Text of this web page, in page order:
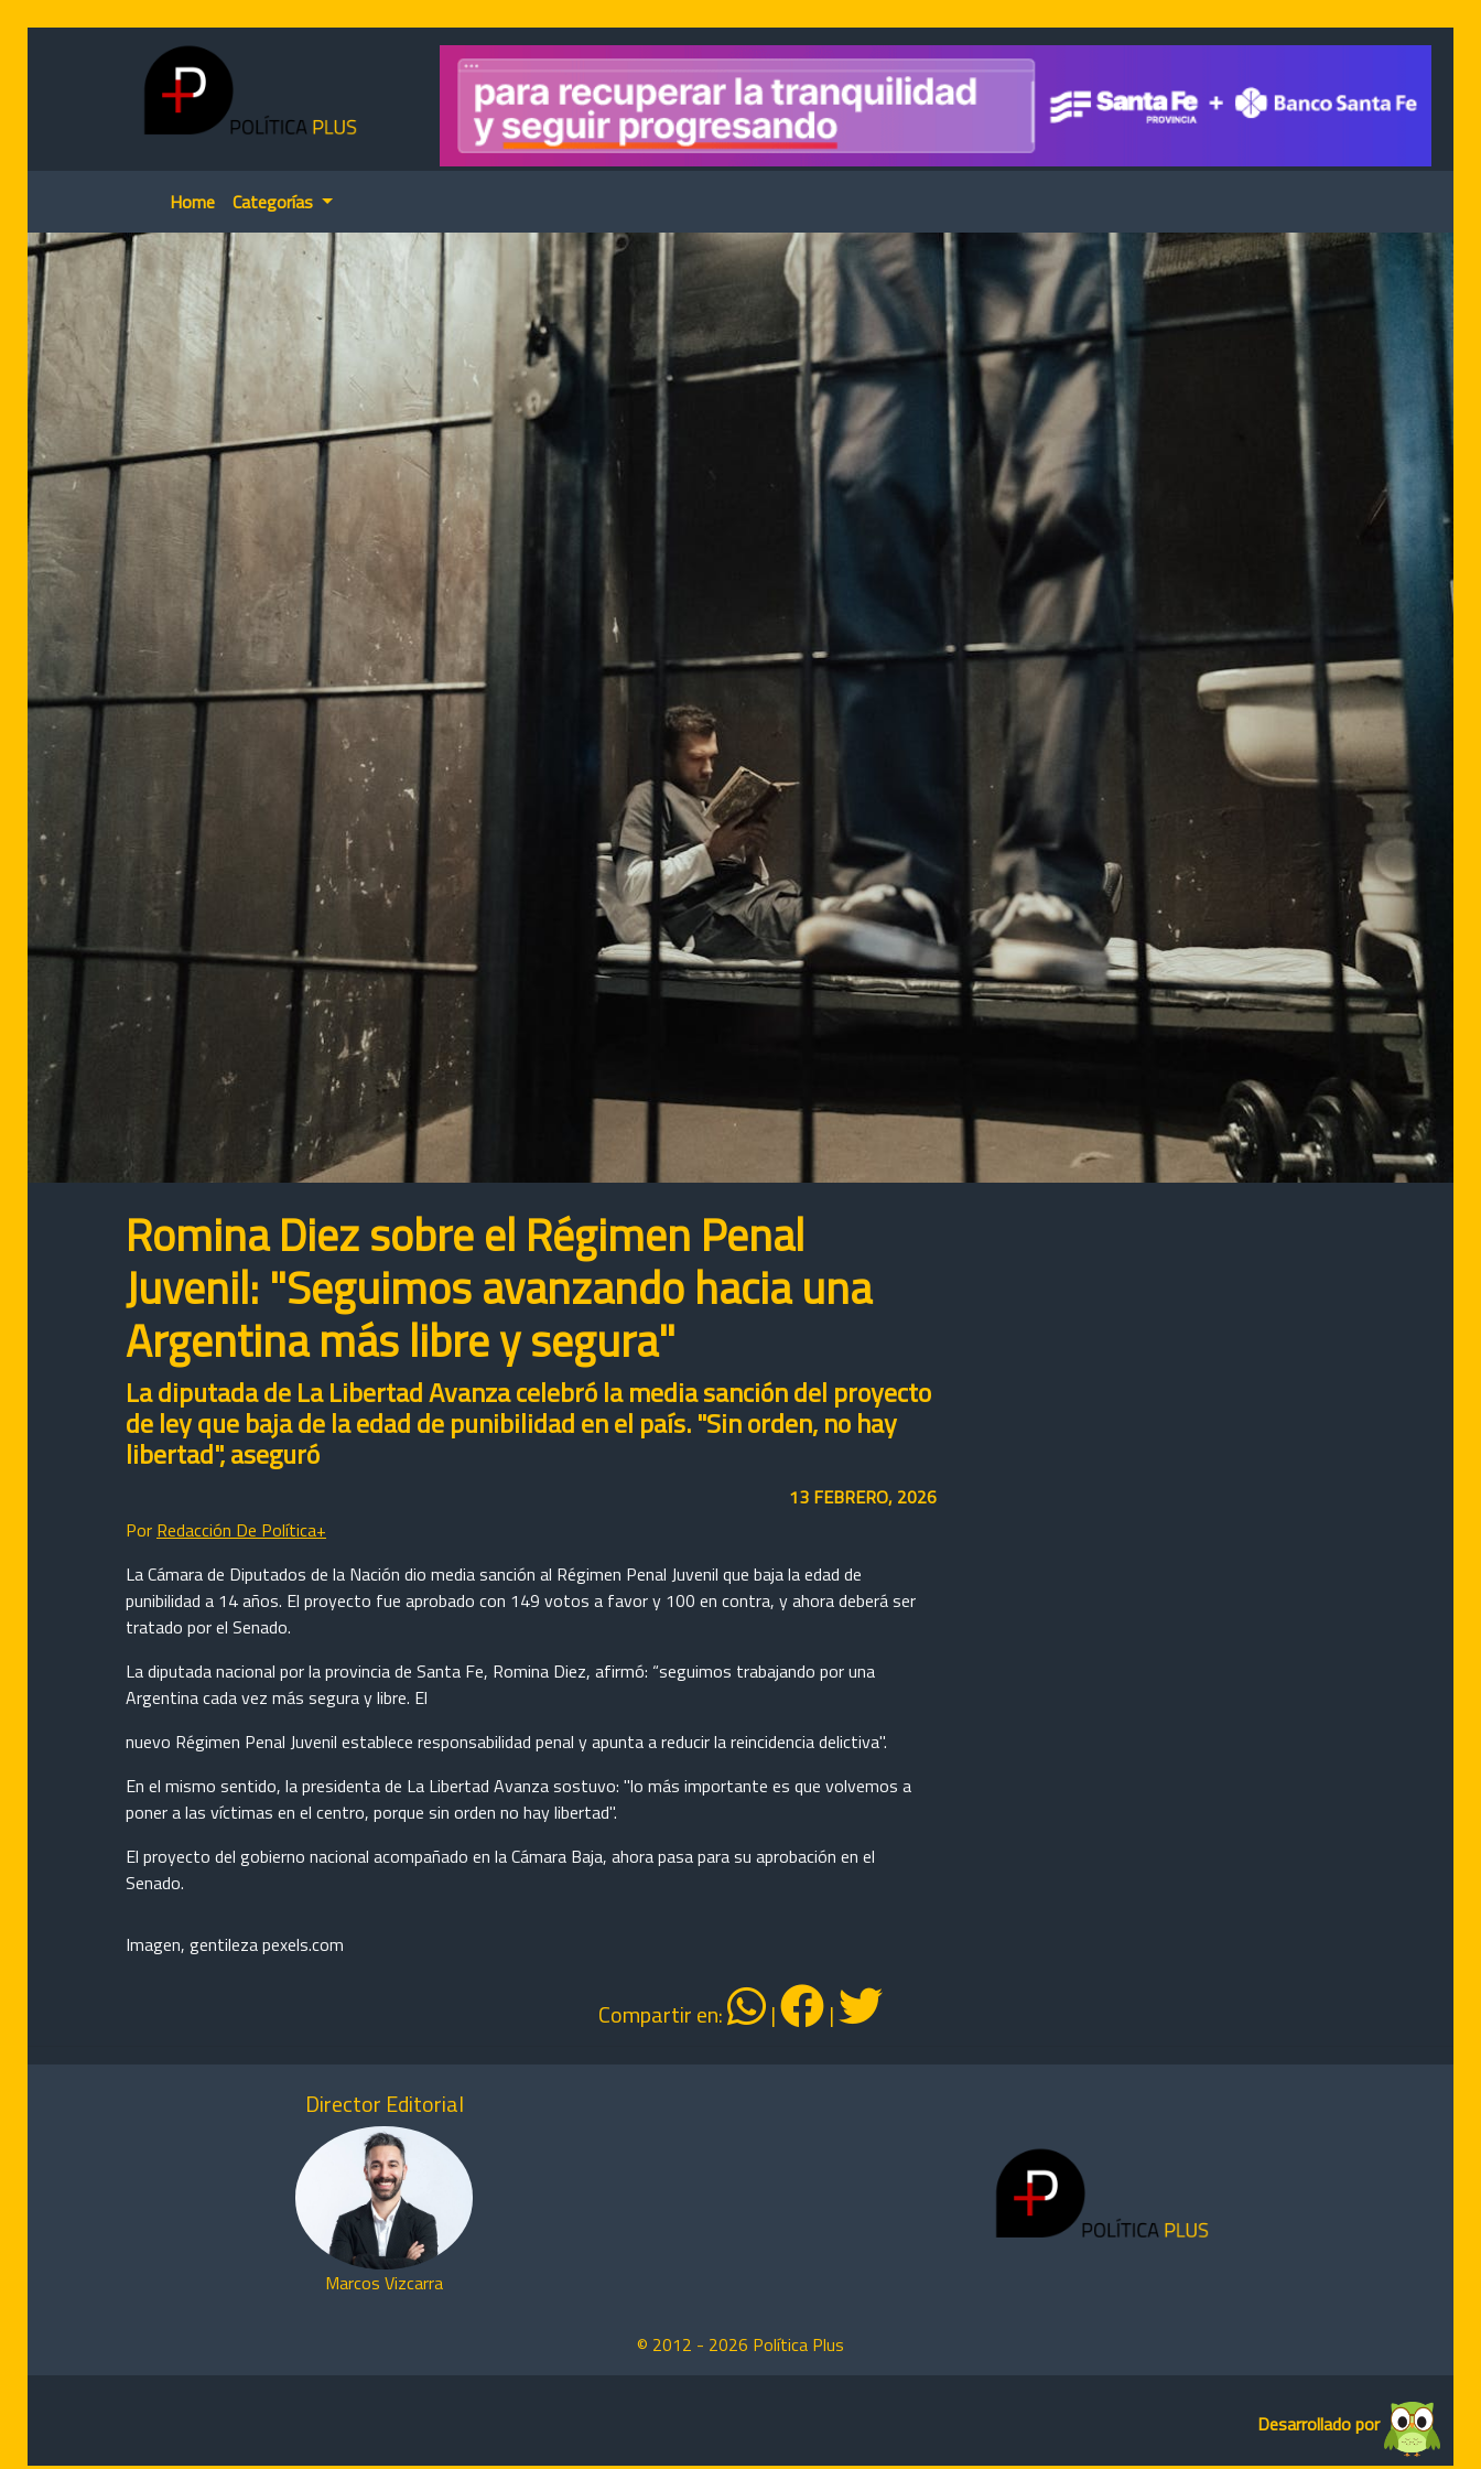
Home Categorías
Romina Diez sobre el Régimen Penal
Juvenil: "Seguimos avanzando hacia una
Argentina más libre y segura"
La diputada de La Libertad Avanza celebró la media sanción del proyecto
de ley que baja de la edad de punibilidad en el país. "Sin orden, no hay
libertad", aseguró
13 FEBRERO, 2026
Por Redacción De Política+
La Cámara de Diputados de la Nación dio media sanción al Régimen Penal Juvenil que baja la edad de
punibilidad a 14 años. El proyecto fue aprobado con 149 votos a favor y 100 en contra, y ahora deberá ser
tratado por el Senado.
La diputada nacional por la provincia de Santa Fe, Romina Diez, afirmó: “seguimos trabajando por una
Argentina cada vez más segura y libre. El
nuevo Régimen Penal Juvenil establece responsabilidad penal y apunta a reducir la reincidencia delictiva".
En el mismo sentido, la presidenta de La Libertad Avanza sostuvo: "lo más importante es que volvemos a
poner a las víctimas en el centro, porque sin orden no hay libertad".
El proyecto del gobierno nacional acompañado en la Cámara Baja, ahora pasa para su aprobación en el
Senado.
Imagen, gentileza pexels.com
Compartir en: | |
Director Editorial
Marcos Vizcarra
© 2012 - 2026 Política Plus
Desarrollado por